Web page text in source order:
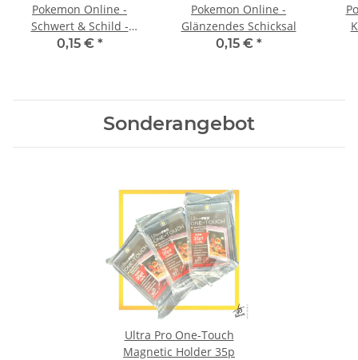
Pokemon Online -
Schwert & Schild -
Schaurige Herrschaft
0,15 € *
Pokemon Online -
Glänzendes Schicksal
0,15 € *
Sonderangebot
Ultra Pro One-Touch
Magnetic Holder 35p